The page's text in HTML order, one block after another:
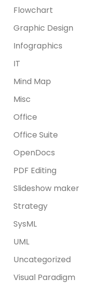
Flowchart
Graphic Design
Infographics
IT
Mind Map
Misc
Office
Office Suite
OpenDocs
PDF Editing
Slideshow maker
Strategy
SysML
UML
Uncategorized
Visual Paradigm